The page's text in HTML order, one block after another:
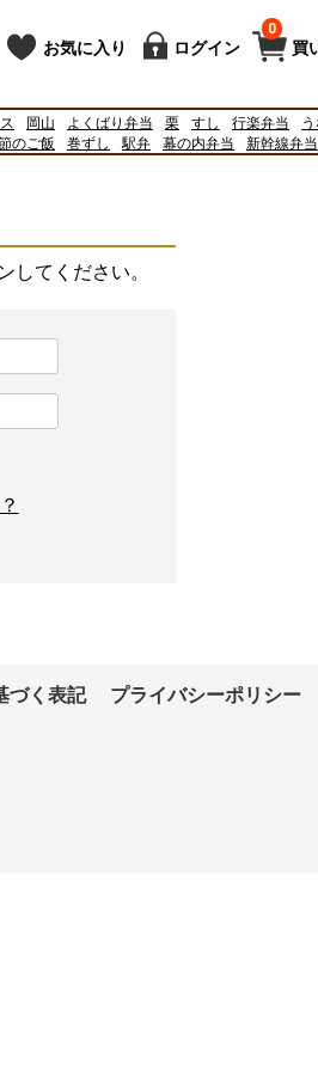
買
0
お気に入り ログイン
岡山 よくばり弁当 栗 すし 行楽弁当
のご飯 巻ずし 駅弁 幕の内弁当
新幹線弁当
てください。
づく表記 プライバシーポリシー